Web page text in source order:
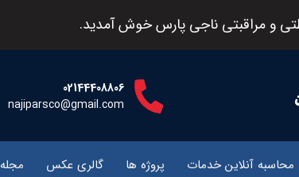
و مراقبتی ناجی پارس خوش آمدید.
02144408806
najiparsco@gmail.com
محاسبه آنلاین خدمات پروژه ها گالری عکس مجله